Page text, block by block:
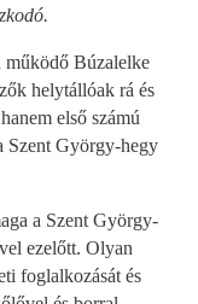
Búzalelke
helytállóak rá és
első számú
Szent György-hegy
a Szent György-
ezelőtt. Olyan
foglalkozását és